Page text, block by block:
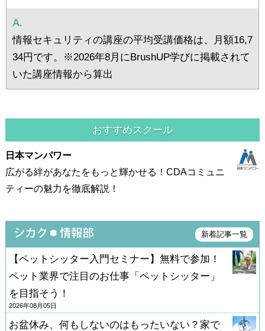
A.
情報セキュリティの講座の平均受講価格は、月額16,7
34円です。※2026年8月にBrushUP学びに掲載されて
いた講座情報から算出
おすすめスクール
日本マンパワー
広がる絆があなたをもっと輝かせる！CDAコミュニ
ティーの魅力を徹底解説！
新着記事一覧
【ペットシッター入門セミナー】無料で参加！
ペット業界で注目のお仕事「ペットシッター」
を目指そう！
2026年08月05日
お盆休み、何もしないのはもったいない？家で